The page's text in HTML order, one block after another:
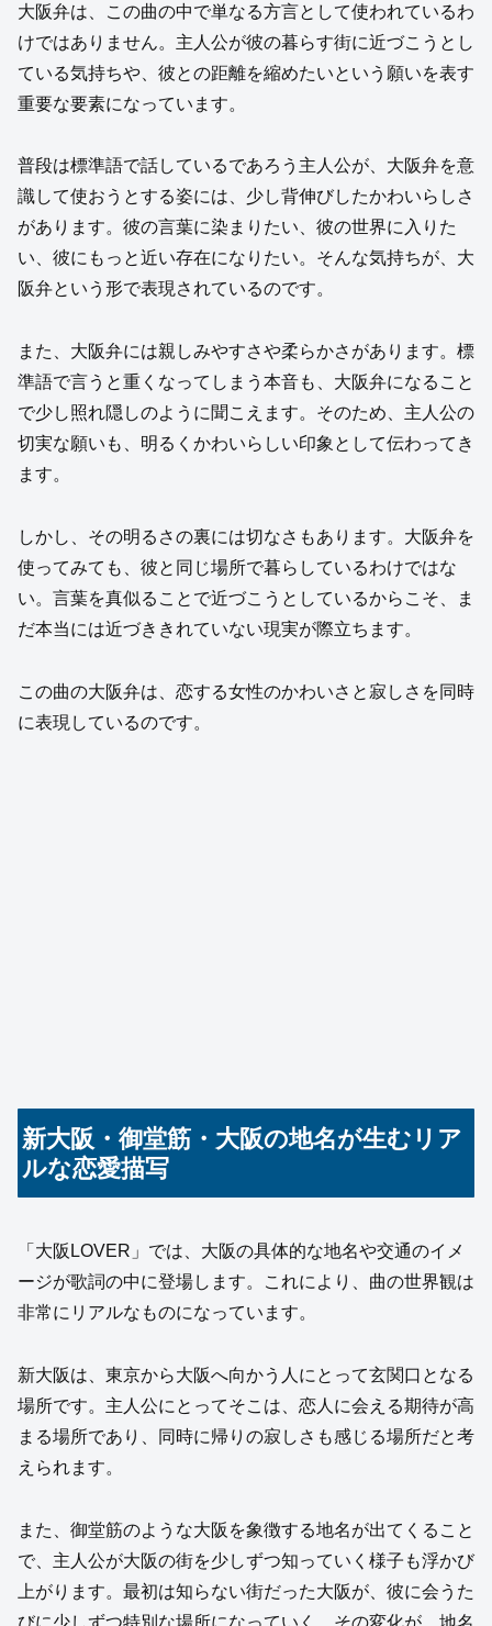
大阪弁は、この曲の中で単なる方言として使われているわ
けではありません。主人公が彼の暮らす街に近づこうとし
ている気持ちや、彼との距離を縮めたいという願いを表す
重要な要素になっています。
普段は標準語で話しているであろう主人公が、大阪弁を意
識して使おうとする姿には、少し背伸びしたかわいらしさ
があります。彼の言葉に染まりたい、彼の世界に入りた
い、彼にもっと近い存在になりたい。そんな気持ちが、大
阪弁という形で表現されているのです。
また、大阪弁には親しみやすさや柔らかさがあります。標
準語で言うと重くなってしまう本音も、大阪弁になること
で少し照れ隠しのように聞こえます。そのため、主人公の
切実な願いも、明るくかわいらしい印象として伝わってき
ます。
しかし、その明るさの裏には切なさもあります。大阪弁を
使ってみても、彼と同じ場所で暮らしているわけではな
い。言葉を真似ることで近づこうとしているからこそ、ま
だ本当には近づききれていない現実が際立ちます。
この曲の大阪弁は、恋する女性のかわいさと寂しさを同時
に表現しているのです。
新大阪・御堂筋・大阪の地名が生むリア
ルな恋愛描写
「大阪LOVER」では、大阪の具体的な地名や交通のイメ
ージが歌詞の中に登場します。これにより、曲の世界観は
非常にリアルなものになっています。
新大阪は、東京から大阪へ向かう人にとって玄関口となる
場所です。主人公にとってそこは、恋人に会える期待が高
まる場所であり、同時に帰りの寂しさも感じる場所だと考
えられます。
また、御堂筋のような大阪を象徴する地名が出てくること
で、主人公が大阪の街を少しずつ知っていく様子も浮かび
上がります。最初は知らない街だった大阪が、彼に会うた
びに少しずつ特別な場所になっていく。その変化が、地名